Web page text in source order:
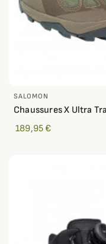
SALOMON
Chaussures X Ultra
189,95 €